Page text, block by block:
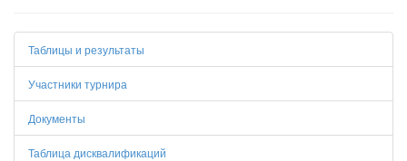
Таблицы и результаты
Участники турнира
Документы
Таблица дисквалификаций